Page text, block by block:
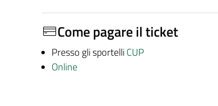
Come pagare il ticket
Presso gli sportelli CUP
Online